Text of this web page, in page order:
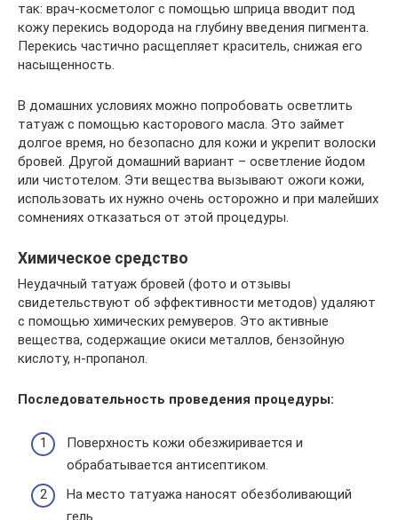
так: врач-косметолог с помощью шприца вводит под
кожу перекись водорода на глубину введения пигмента.
Перекись частично расщепляет краситель, снижая его
насыщенность.
В домашних условиях можно попробовать осветлить
татуаж с помощью касторового масла. Это займет
долгое время, но безопасно для кожи и укрепит волоски
бровей. Другой домашний вариант – осветление йодом
или чистотелом. Эти вещества вызывают ожоги кожи,
использовать их нужно очень осторожно и при малейших
сомнениях отказаться от этой процедуры.
Химическое средство
Неудачный татуаж бровей (фото и отзывы
свидетельствуют об эффективности методов) удаляют
с помощью химических ремуверов. Это активные
вещества, содержащие окиси металлов, бензойную
кислоту, н-пропанол.
Последовательность проведения процедуры:
Поверхность кожи обезжиривается и
обрабатывается антисептиком.
На место татуажа наносят обезболивающий
гель.